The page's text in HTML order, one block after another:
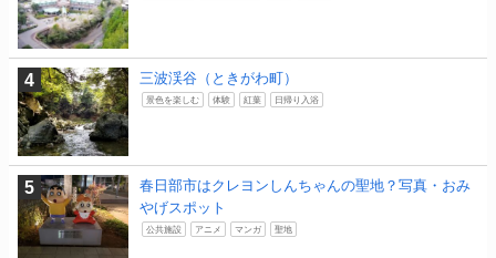
三波渓谷（ときがわ町）
景色を楽しむ 体験 紅葉 日帰り入浴
春日部市はクレヨンしんちゃんの聖地？写真・おみ
やげスポット
公共施設 アニメ マンガ 聖地